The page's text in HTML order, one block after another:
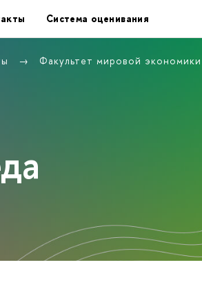
Система оценивания
Факультет мировой